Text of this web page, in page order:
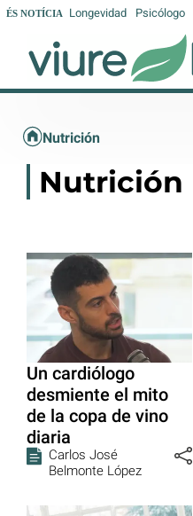
ÉS NOTÍCIA Longevidad Psicólogo
Nutrición
Nutrición
Un cardiólogo
desmiente el mito
de la copa de vino
diaria
Carlos José
Belmonte López